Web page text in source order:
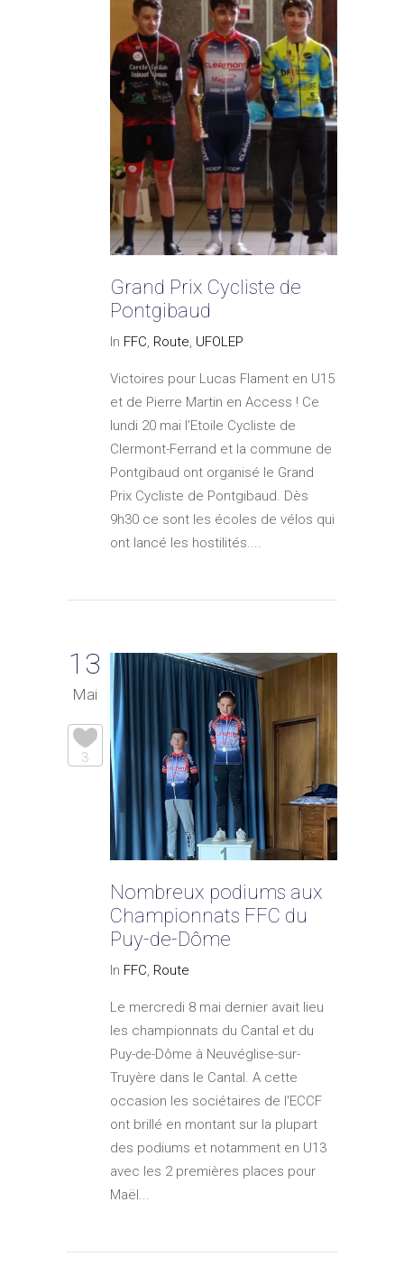
Grand Prix Cycliste de
Pontgibaud
In FFC, Route, UFOLEP
Victoires pour Lucas Flament en U15
et de Pierre Martin en Access ! Ce
lundi 20 mai l’Etoile Cycliste de
Clermont-Ferrand et la commune de
Pontgibaud ont organisé le Grand
Prix Cycliste de Pontgibaud. Dès
9h30 ce sont les écoles de vélos qui
ont lancé les hostilités....
13
Mai
3
Nombreux podiums aux
Championnats FFC du
Puy-de-Dôme
In FFC, Route
Le mercredi 8 mai dernier avait lieu
les championnats du Cantal et du
Puy-de-Dôme à Neuvéglise-sur-
Truyère dans le Cantal. A cette
occasion les sociétaires de l'ECCF
ont brillé en montant sur la plupart
des podiums et notamment en U13
avec les 2 premières places pour
Maël...